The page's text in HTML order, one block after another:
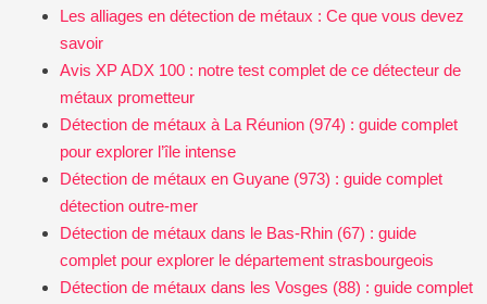
Les alliages en détection de métaux : Ce que vous devez
savoir
Avis XP ADX 100 : notre test complet de ce détecteur de
métaux prometteur
Détection de métaux à La Réunion (974) : guide complet
pour explorer l’île intense
Détection de métaux en Guyane (973) : guide complet
détection outre-mer
Détection de métaux dans le Bas-Rhin (67) : guide
complet pour explorer le département strasbourgeois
Détection de métaux dans les Vosges (88) : guide complet